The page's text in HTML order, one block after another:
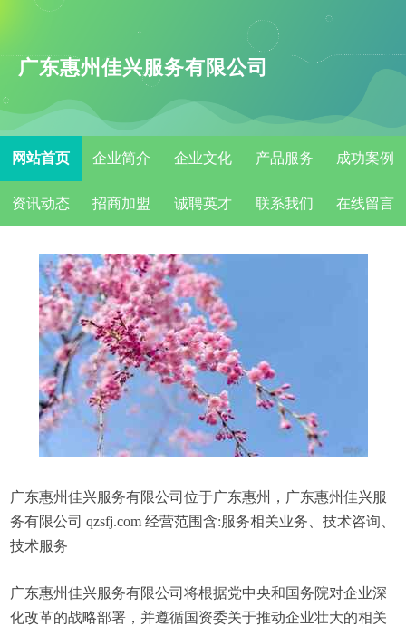
广东惠州佳兴服务有限公司
网站首页 企业简介 企业文化 产品服务 成功案例
资讯动态 招商加盟 诚聘英才 联系我们 在线留言
广东惠州佳兴服务有限公司位于广东惠州，广东惠州佳兴服
务有限公司 qzsfj.com 经营范围含:服务相关业务、技术咨询、
技术服务
广东惠州佳兴服务有限公司将根据党中央和国务院对企业深
化改革的战略部署，并遵循国资委关于推动企业壮大的相关